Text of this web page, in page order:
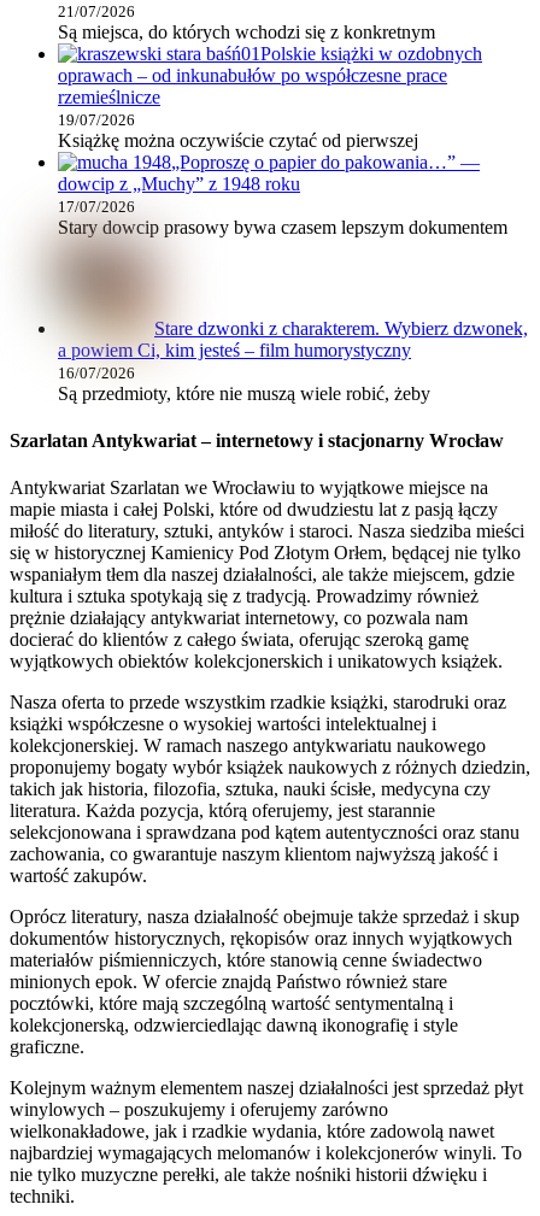
21/07/2026
Są miejsca, do których wchodzi się z konkretnym
Polskie książki w ozdobnych
oprawach – od inkunabułów po współczesne prace
rzemieślnicze
19/07/2026
Książkę można oczywiście czytać od pierwszej
„Poproszę o papier do pakowania…” —
dowcip z „Muchy” z 1948 roku
17/07/2026
Stary dowcip prasowy bywa czasem lepszym dokumentem
Stare dzwonki z charakterem. Wybierz dzwonek,
a powiem Ci, kim jesteś – film humorystyczny
16/07/2026
Są przedmioty, które nie muszą wiele robić, żeby
Szarlatan Antykwariat – internetowy i stacjonarny Wrocław
Antykwariat Szarlatan we Wrocławiu to wyjątkowe miejsce na
mapie miasta i całej Polski, które od dwudziestu lat z pasją łączy
miłość do literatury, sztuki, antyków i staroci. Nasza siedziba mieści
się w historycznej Kamienicy Pod Złotym Orłem, będącej nie tylko
wspaniałym tłem dla naszej działalności, ale także miejscem, gdzie
kultura i sztuka spotykają się z tradycją. Prowadzimy również
prężnie działający antykwariat internetowy, co pozwala nam
docierać do klientów z całego świata, oferując szeroką gamę
wyjątkowych obiektów kolekcjonerskich i unikatowych książek.
Nasza oferta to przede wszystkim rzadkie książki, starodruki oraz
książki współczesne o wysokiej wartości intelektualnej i
kolekcjonerskiej. W ramach naszego antykwariatu naukowego
proponujemy bogaty wybór książek naukowych z różnych dziedzin,
takich jak historia, filozofia, sztuka, nauki ścisłe, medycyna czy
literatura. Każda pozycja, którą oferujemy, jest starannie
selekcjonowana i sprawdzana pod kątem autentyczności oraz stanu
zachowania, co gwarantuje naszym klientom najwyższą jakość i
wartość zakupów.
Oprócz literatury, nasza działalność obejmuje także sprzedaż i skup
dokumentów historycznych, rękopisów oraz innych wyjątkowych
materiałów piśmienniczych, które stanowią cenne świadectwo
minionych epok. W ofercie znajdą Państwo również stare
pocztówki, które mają szczególną wartość sentymentalną i
kolekcjonerską, odzwierciedlając dawną ikonografię i style
graficzne.
Kolejnym ważnym elementem naszej działalności jest sprzedaż płyt
winylowych – poszukujemy i oferujemy zarówno
wielkonakładowe, jak i rzadkie wydania, które zadowolą nawet
najbardziej wymagających melomanów i kolekcjonerów winyli. To
nie tylko muzyczne perełki, ale także nośniki historii dźwięku i
techniki.